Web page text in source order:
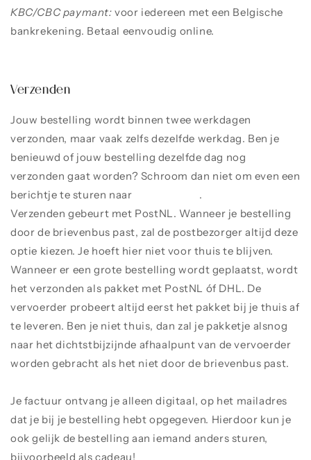
KBC/CBC paymant:voor iedereen met een Belgische
bankrekening. Betaal eenvoudig online.
Verzenden
Jouw bestelling wordt binnen twee werkdagen
verzonden, maar vaak zelfs dezelfde werkdag. Ben je
benieuwd of jouw bestelling dezelfde dag nog
verzonden gaat worden? Schroom dan niet om even een
berichtje te sturen naar
.
Verzenden gebeurt met PostNL. Wanneer je bestelling
door de brievenbus past, zal de postbezorger altijd deze
optie kiezen. Je hoeft hier niet voor thuis te blijven.
Wanneer er een grote bestelling wordt geplaatst, wordt
het verzonden als pakket met PostNL óf DHL. De
vervoerder probeert altijd eerst het pakket bij je thuis af
te leveren. Ben je niet thuis, dan zal je pakketje alsnog
naar het dichtstbijzijnde afhaalpunt van de vervoerder
worden gebracht als het niet door de brievenbus past.
Je factuur ontvang je alleen digitaal, op het mailadres
dat je bij je bestelling hebt opgegeven. Hierdoor kun je
ook gelijk de bestelling aan iemand anders sturen,
bijvoorbeeld als cadeau!